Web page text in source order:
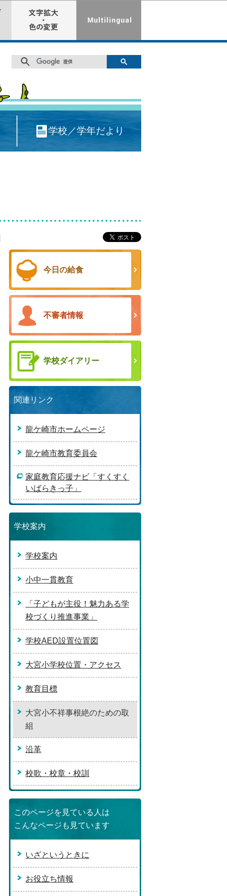
学校／学年だより
今日の給食
不審者情報
学校ダイアリー
関連リンク
龍ケ崎市ホームページ
龍ケ崎市教育委員会
家庭教育応援ナビ「すくすく
いばらきっ子」
学校案内
学校案内
小中一貫教育
「子どもが主役！魅力ある学
校づくり推進事業」
学校AED設置位置図
大宮小学校位置・アクセス
教育目標
大宮小不祥事根絶のための取
組
沿革
校歌・校章・校訓
このページを見ている人は
こんなページも見ています
いざというときに
お役立ち情報